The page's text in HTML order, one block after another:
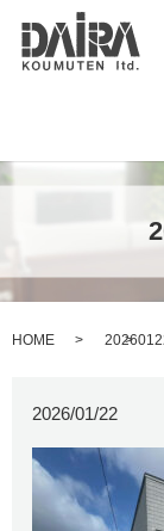
HOME
2026/01/22